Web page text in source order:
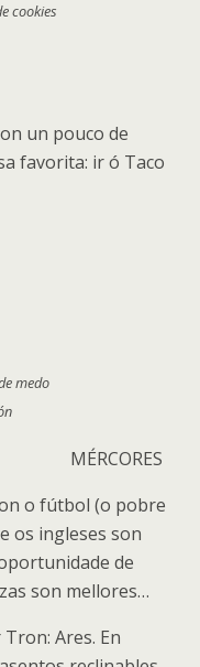
cookies
un pouco de
favorita: ir ó Taco
medo
MÉRCORES
o fútbol (o pobre
os ingleses son
de
son mellores…
Ares. En